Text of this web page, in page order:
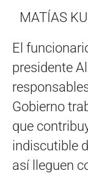
MATÍAS
El
presidente
Gobierno
que
indiscutible
así lleguen